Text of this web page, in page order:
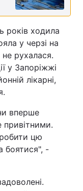
років ходила
у черзі на
рухалася.
у Запоріжжі
лікарні,
вперше
привітними.
цю
боятися", -